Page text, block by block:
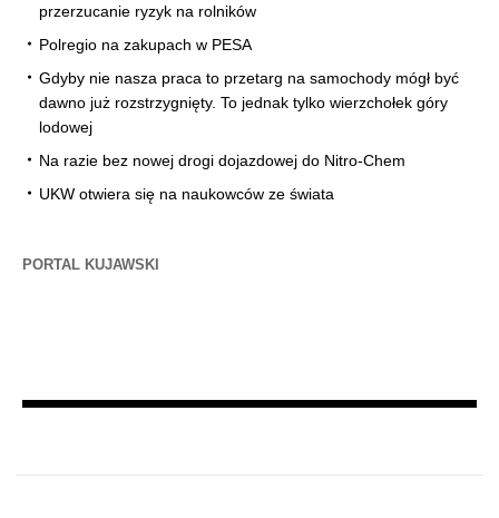
przerzucanie ryzyk na rolników
Polregio na zakupach w PESA
Gdyby nie nasza praca to przetarg na samochody mógł być
dawno już rozstrzygnięty. To jednak tylko wierzchołek góry
lodowej
Na razie bez nowej drogi dojazdowej do Nitro-Chem
UKW otwiera się na naukowców ze świata
PORTAL KUJAWSKI